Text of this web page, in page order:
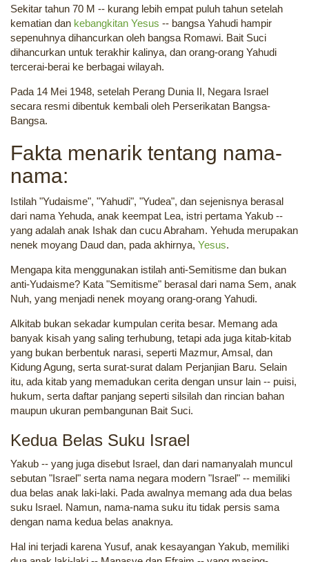
Sekitar tahun 70 M -- kurang lebih empat puluh tahun setelah
kematian dan kebangkitan Yesus -- bangsa Yahudi hampir
sepenuhnya dihancurkan oleh bangsa Romawi. Bait Suci
dihancurkan untuk terakhir kalinya, dan orang-orang Yahudi
tercerai-berai ke berbagai wilayah.
Pada 14 Mei 1948, setelah Perang Dunia II, Negara Israel
secara resmi dibentuk kembali oleh Perserikatan Bangsa-
Bangsa.
Fakta menarik tentang nama-
nama:
Istilah "Yudaisme", "Yahudi", "Yudea", dan sejenisnya berasal
dari nama Yehuda, anak keempat Lea, istri pertama Yakub --
yang adalah anak Ishak dan cucu Abraham. Yehuda merupakan
nenek moyang Daud dan, pada akhirnya, Yesus.
Mengapa kita menggunakan istilah anti-Semitisme dan bukan
anti-Yudaisme? Kata "Semitisme" berasal dari nama Sem, anak
Nuh, yang menjadi nenek moyang orang-orang Yahudi.
Alkitab bukan sekadar kumpulan cerita besar. Memang ada
banyak kisah yang saling terhubung, tetapi ada juga kitab-kitab
yang bukan berbentuk narasi, seperti Mazmur, Amsal, dan
Kidung Agung, serta surat-surat dalam Perjanjian Baru. Selain
itu, ada kitab yang memadukan cerita dengan unsur lain -- puisi,
hukum, serta daftar panjang seperti silsilah dan rincian bahan
maupun ukuran pembangunan Bait Suci.
Kedua Belas Suku Israel
Yakub -- yang juga disebut Israel, dan dari namanyalah muncul
sebutan "Israel" serta nama negara modern "Israel" -- memiliki
dua belas anak laki-laki. Pada awalnya memang ada dua belas
suku Israel. Namun, nama-nama suku itu tidak persis sama
dengan nama kedua belas anaknya.
Hal ini terjadi karena Yusuf, anak kesayangan Yakub, memiliki